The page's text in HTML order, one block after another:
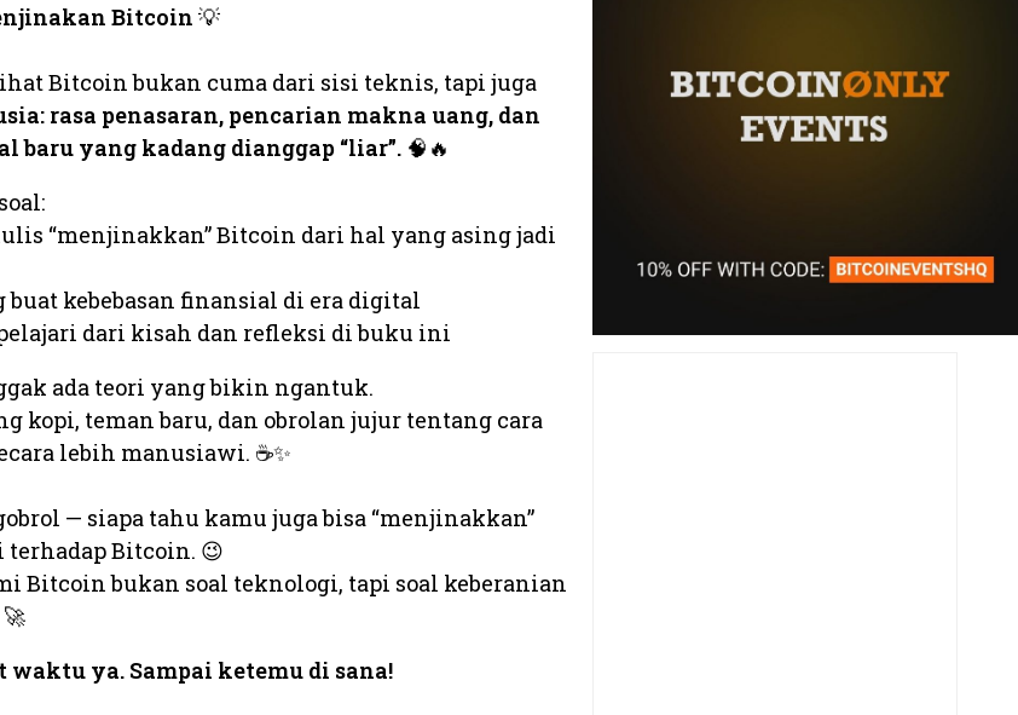
Bitcoin 💡
Bitcoin bukan cuma dari sisi teknis, tapi juga
rasa penasaran, pencarian makna uang, dan
baru yang kadang dianggap “liar”. 🧠🔥
“menjinakkan” Bitcoin dari hal yang asing jadi
kebebasan finansial di era digital
dari kisah dan refleksi di buku ini
ada teori yang bikin ngantuk.
kopi, teman baru, dan obrolan jujur tentang cara
lebih manusiawi. ☕✨
— siapa tahu kamu juga bisa “menjinakkan”
Bitcoin. 😉
Bitcoin bukan soal teknologi, tapi soal keberanian
ya. Sampai ketemu di sana!